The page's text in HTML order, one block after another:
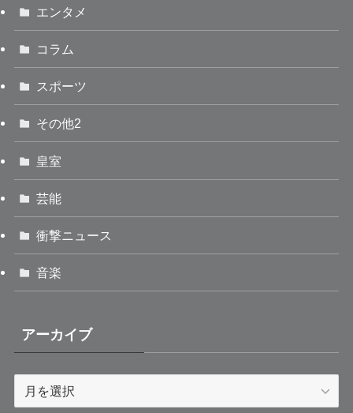
エンタメ
コラム
スポーツ
その他2
皇室
芸能
衝撃ニュース
音楽
アーカイブ